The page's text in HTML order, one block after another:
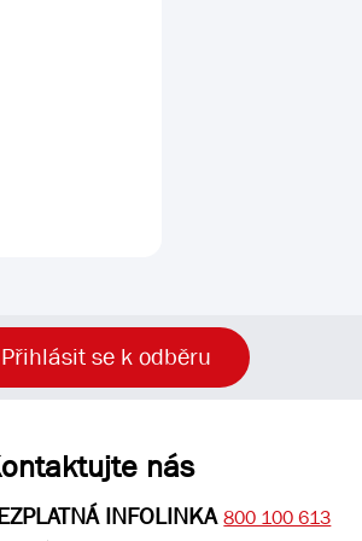
Přihlásit se k odběru
nás
INFOLINKA 800 100 613